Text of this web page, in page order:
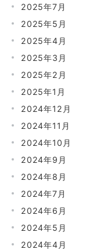
2025年7月
2025年5月
2025年4月
2025年3月
2025年2月
2025年1月
2024年12月
2024年11月
2024年10月
2024年9月
2024年8月
2024年7月
2024年6月
2024年5月
2024年4月